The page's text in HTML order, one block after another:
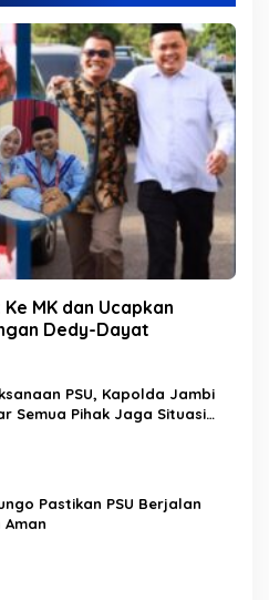
MK dan Ucapkan
Dedy-Dayat
PSU, Kapolda Jambi
Semua Pihak Jaga Situasi
Pastikan PSU Berjalan